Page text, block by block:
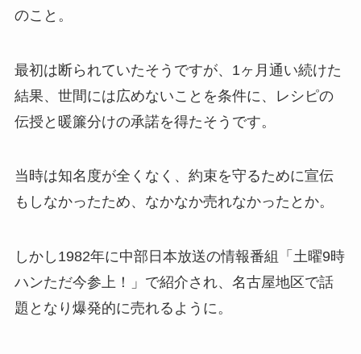
のこと。
最初は断られていたそうですが、1ヶ月通い続けた
結果、世間には広めないことを条件に、レシピの
伝授と暖簾分けの承諾を得たそうです。
当時は知名度が全くなく、約束を守るために宣伝
もしなかったため、なかなか売れなかったとか。
しかし1982年に中部日本放送の情報番組「土曜9時
ハンただ今参上！」で紹介され、名古屋地区で話
題となり爆発的に売れるように。